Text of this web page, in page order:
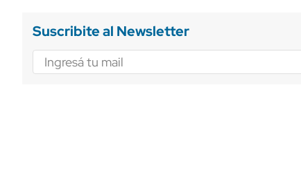
Suscribite al Newsletter